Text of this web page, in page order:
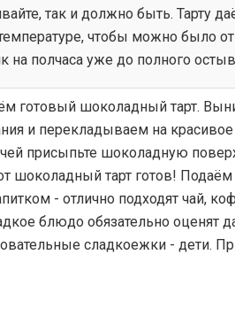
так и должно быть. Тарту
чтобы можно было
на полчаса уже до полного
готовый шоколадный тарт.
и перекладываем на
присыпьте шоколадную
шоколадный тарт готов!
- отлично подходят чай,
блюдо обязательно оценят
сладкоежки - дети.